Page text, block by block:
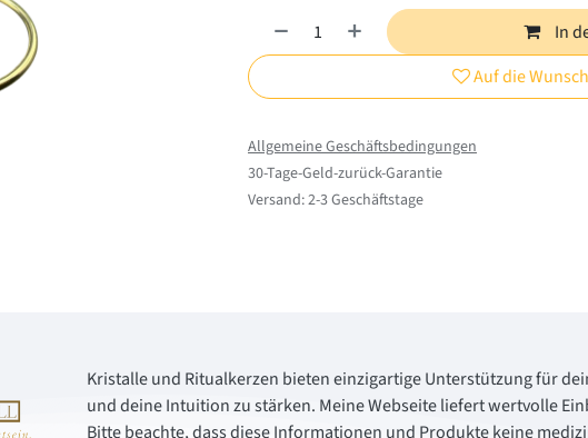
In
Auf die
Allgemeine Geschäftsbedingungen
30-Tage-Geld-zurück-Garantie
Versand: 2-3 Geschäftstage
Kristalle und Ritualkerzen bieten einzigartige Unterstützung für
und deine Intuition zu stärken. Meine Webseite liefert wertvolle
Bitte beachte, dass diese Informationen und Produkte keine